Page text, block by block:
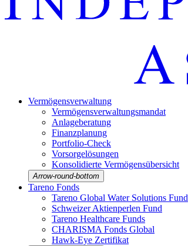
Vermö­gens­ver­wal­tung
Vermö­gens­ver­wal­tungs­mandat
Anlage­be­ra­tung
Finanz­pla­nung
Portfolio-Check
Vorsorgelösungen
Konso­li­dierte Vermö­gens­über­sicht
Arrow-round-bottom
Tareno Fonds
Tareno Global Water Solutions Fund
Schweizer Aktien­perlen Fund
Tareno Health­care Funds
CHARISMA Fonds Global
Hawk-Eye Zerti­fikat